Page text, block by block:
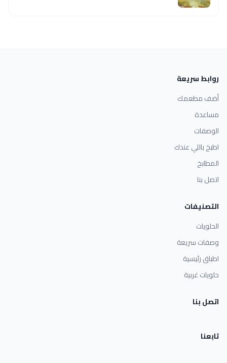
روابط سريعة
أضف مطعمك
مساعدة
الوصفات
اطبخ باللي عندك
المطابخ
اتصل بنا
التصنيفات
الحلويات
وصفات سريعة
اطباق رئيسية
حلويات غربية
اتصل بنا
تابعنا